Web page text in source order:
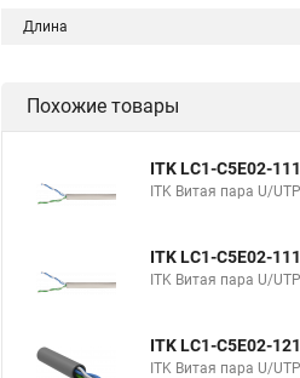
Длина
Похожие товары
ITK LC1-C5E02-
ITK Витая пара U/
ITK LC1-C5E02-
ITK Витая пара U/
ITK LC1-C5E02-
ITK Витая пара U/